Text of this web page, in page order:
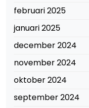
februari 2025
januari 2025
december 2024
november 2024
oktober 2024
september 2024